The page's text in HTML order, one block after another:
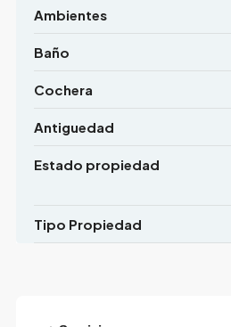
Ambientes
Baño
Cochera
Antiguedad
Estado propiedad
Tipo Propiedad